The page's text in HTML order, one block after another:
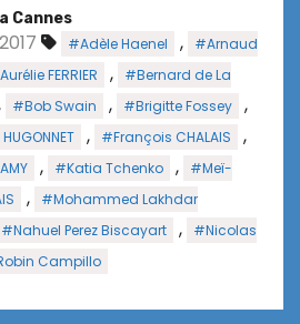
Cannes
#Adèle Haenel ,
#Arnaud
FERRIER ,
#Bernard de La
#Bob Swain , #Brigitte Fossey ,
, #François CHALAIS ,
, #Katia Tchenko ,
#Meï-
,
#Mohammed Lakhdar
#Nahuel Perez Biscayart ,
#Nicolas
Campillo